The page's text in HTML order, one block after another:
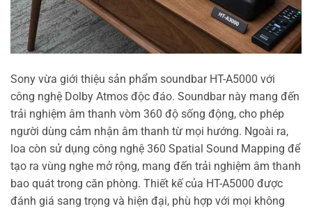
Sony vừa giới thiệu sản phẩm soundbar HT-A5000 với
công nghệ Dolby Atmos độc đáo. Soundbar này mang đến
trải nghiệm âm thanh vòm 360 độ sống động, cho phép
người dùng cảm nhận âm thanh từ mọi hướng. Ngoài ra,
loa còn sử dụng công nghệ 360 Spatial Sound Mapping để
tạo ra vùng nghe mở rộng, mang đến trải nghiệm âm thanh
bao quát trong căn phòng. Thiết kế của HT-A5000 được
đánh giá sang trọng và hiện đại, phù hợp với mọi không